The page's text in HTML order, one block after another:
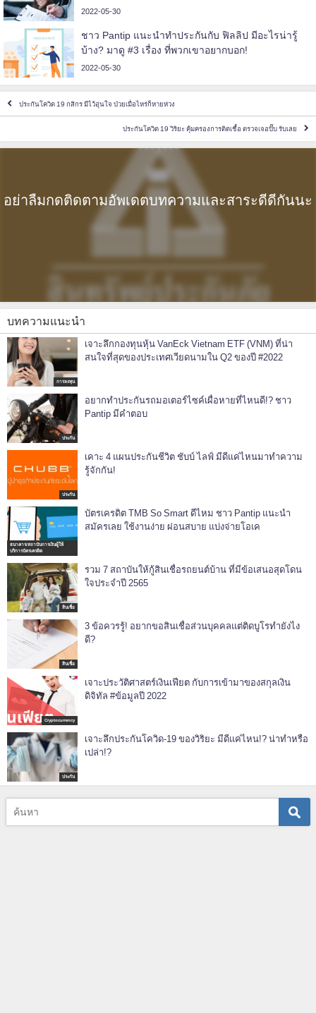
2022-05-30
ชาว Pantip แนะนำทำประกันกับ ฟิลลิป มีอะไรน่ารู้
บ้าง? มาดู #3 เรื่อง ที่พวกเขาอยากบอก!
2022-05-30
ประกันโควิด 19 กสิกร มีไว้อุ่นใจ ป่วยเมื่อไหร่ก็หายห่วง
ประกันโควิด 19 วิริยะ คุ้มครองการติดเชื้อ ตรวจเจอปั๊บ รับเลย
อย่าลืมกดติดตามอัพเดตบทความและสาระดีดีกันนะ
บทความแนะนำ
การลงทุน
เจาะลึกกองทุนหุ้น VanEck Vietnam ETF (VNM) ที่น่า
สนใจที่สุดของประเทศเวียดนามใน Q2 ของปี #2022
ประกัน
อยากทำประกันรถมอเตอร์ไซค์เผื่อหายที่ไหนดี!? ชาว
Pantip มีคำตอบ
ประกัน
เคาะ 4 แผนประกันชีวิต ชับบ์ ไลฟ์ มีดีแค่ไหนมาทำความ
รู้จักกัน!
ธนาคาร/สถาบันการเงินผู้ให้
บริการบัตรเครดิต
บัตรเครดิต TMB So Smart ดีไหม ชาว Pantip แนะนำ
สมัครเลย ใช้งานง่าย ผ่อนสบาย แบ่งจ่ายโอเค
สินเชื่อ
รวม 7 สถาบันให้กู้สินเชื่อรถยนต์บ้าน ที่มีข้อเสนอสุดโดน
ใจประจำปี 2565
สินเชื่อ
3 ข้อควรรู้! อยากขอสินเชื่อส่วนบุคคลแต่ติดบูโรทำยังไง
ดี?
Cryptocurrency
เจาะประวัติศาสตร์เงินเฟียต กับการเข้ามาของสกุลเงิน
ดิจิทัล #ข้อมูลปี 2022
ประกัน
เจาะลึกประกันโควิด-19 ของวิริยะ มีดีแค่ไหน!? น่าทำหรือ
เปล่า!?